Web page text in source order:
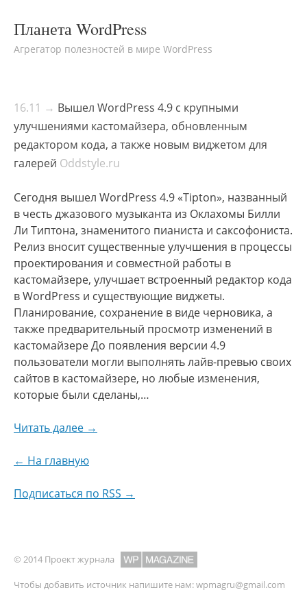
Планета WordPress
Агрегатор полезностей в мире WordPress
16.11 → Вышел WordPress 4.9 с крупными
улучшениями кастомайзера, обновленным
редактором кода, а также новым виджетом для
галерей Oddstyle.ru
Сегодня вышел WordPress 4.9 «Tipton», названный
в честь джазового музыканта из Оклахомы Билли
Ли Типтона, знаменитого пианиста и саксофониста.
Релиз вносит существенные улучшения в процессы
проектирования и совместной работы в
кастомайзере, улучшает встроенный редактор кода
в WordPress и существующие виджеты.
Планирование, сохранение в виде черновика, а
также предварительный просмотр изменений в
кастомайзере До появления версии 4.9
пользователи могли выполнять лайв-превью своих
сайтов в кастомайзере, но любые изменения,
которые были сделаны,…
Читать далее →
← На главную
Подписаться по RSS →
© 2014 Проект журнала
Чтобы добавить источник напишите нам:wpmagru@gmail.com